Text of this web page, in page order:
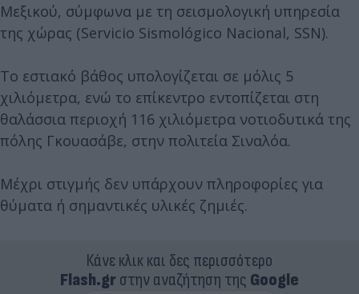
Μεξικού, σύμφωνα με τη σεισμολογική υπηρεσία
της χώρας (Servicio Sismológico Nacional, SSN).
Το εστιακό βάθος υπολογίζεται σε μόλις 5
χιλιόμετρα, ενώ το επίκεντρο εντοπίζεται στη
θαλάσσια περιοχή 116 χιλιόμετρα νοτιοδυτικά της
πόλης Γκουασάβε, στην πολιτεία Σιναλόα.
Μέχρι στιγμής δεν υπάρχουν πληροφορίες για
θύματα ή σημαντικές υλικές ζημιές.
Κάνε κλικ και δες περισσότερο
Flash.grστην αναζήτηση της Google